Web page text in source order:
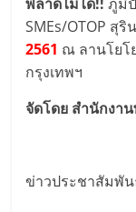
แฟ
รน
ไชส์
ขาย
พลาดไม่ได้!! ภูมิ
SMEs/OTOP สุ
2561 ณ ลานโยโ
กรุงเทพฯ
จัดโดย สำนักงา
ข่าวประชาสัมพั